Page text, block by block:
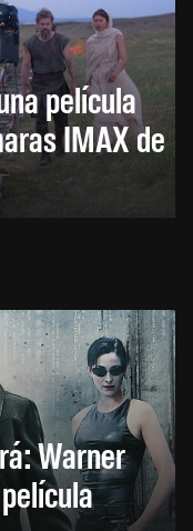
película
IMAX de
Warner